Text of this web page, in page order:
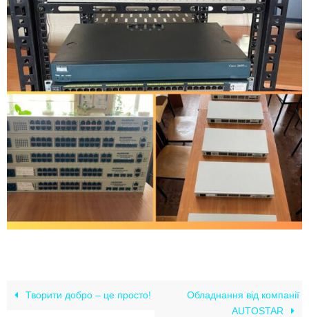
Творити добро – це просто!
Обладнання від компанії
AUTOSTAR